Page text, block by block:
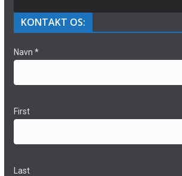
KONTAKT OS:
Navn *
First
Last